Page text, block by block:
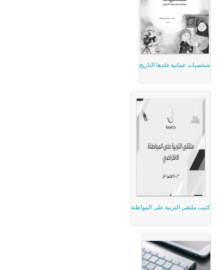
شخصيات عمانية خلدها التاريخ
كتيب ملتقى التربية على المواطنة